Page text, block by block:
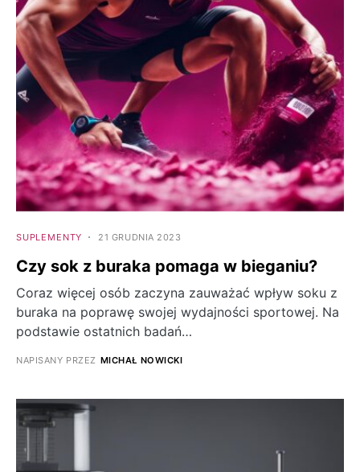
SUPLEMENTY 21 GRUDNIA 2023
Czy sok z buraka pomaga w bieganiu?
Coraz więcej osób zaczyna zauważać wpływ soku z
buraka na poprawę swojej wydajności sportowej. Na
podstawie ostatnich badań…
NAPISANY PRZEZ MICHAŁ NOWICKI